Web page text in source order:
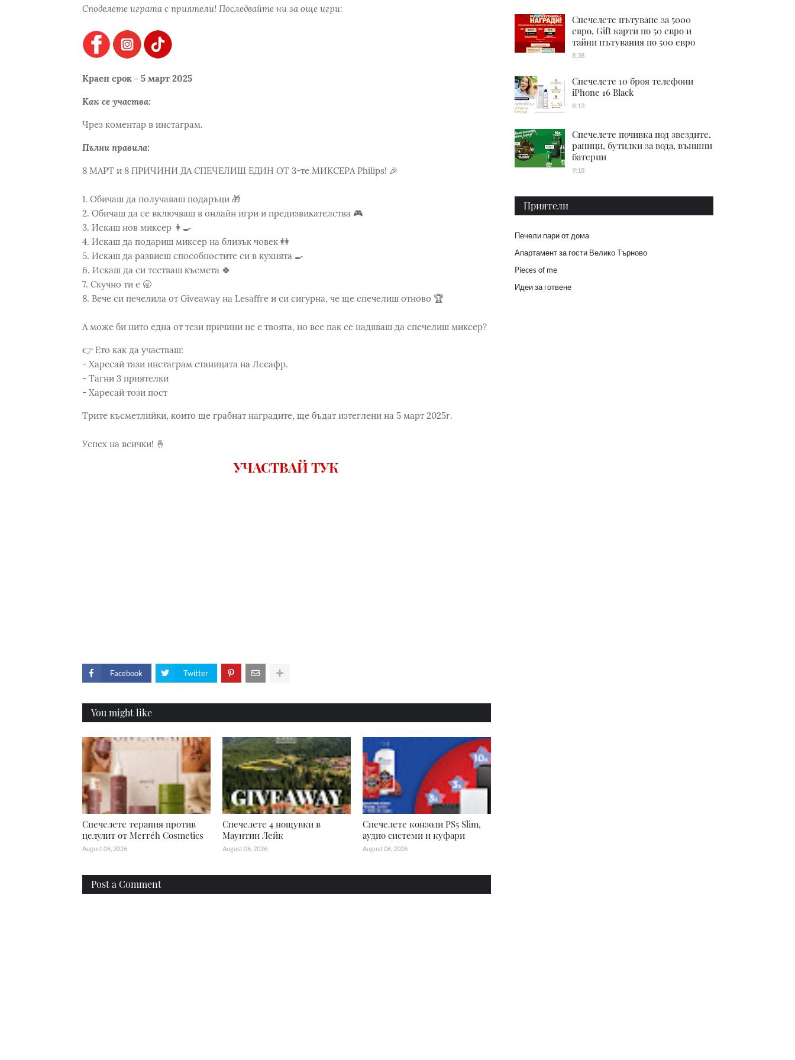
Споделете играта с приятели! Последвайте ни за още игри:
Краен срок - 5 март 2025
Как се участва:
Чрез коментар в инстаграм.
Пълни правила:
8 МАРТ и 8 ПРИЧИНИ ДА СПЕЧЕЛИШ ЕДИН ОТ 3-те МИКСЕРА Philips! 🎉
1. Обичаш да получаваш подаръци 🎁
2. Обичаш да се включваш в онлайн игри и предизвикателства 🎮
3. Искаш нов миксер 👩‍🍳
4. Искаш да подариш миксер на близък човек 👭
5. Искаш да развиеш способностите си в кухнята 🍳
6. Искаш да си тестваш късмета 🍀
7. Скучно ти е 🥱
8. Вече си печелила от Giveaway на Lesaffre и си сигурна, че ще спечелиш отново 🏆
А може би нито една от тези причини не е твоята, но все пак се надяваш да спечелиш миксер?
👉 Ето как да участваш:
- Харесай тази инстаграм станицата на Лесафр.
- Тагни 3 приятелки
- Харесай този пост
Трите късметлийки, които ще грабнат наградите, ще бъдат изтеглени на 5 март 2025г.
Успех на всички! 🤞
УЧАСТВАЙ ТУК
Facebook Twitter
You might like
Спечелете терапия против
целулит от Merréh Cosmetics
August 06, 2026
Спечелете 4 нощувки в
Маунтин Лейк
August 06, 2026
Спечелете конзоли PS5 Slim,
аудио системи и куфари
August 06, 2026
Post a Comment
Спечелете пътуване за 5000
евро, Gift карти по 50 евро и
тайни пътувания по 500 евро
8:38
Спечелете 10 броя телефони
iPhone 16 Black
8:13
Спечелете почивка под звездите,
раници, бутилки за вода, външни
батерии
9:18
Приятели
Печели пари от дома
Апартамент за гости Велико Търново
Pieces of me
Идеи за готвене